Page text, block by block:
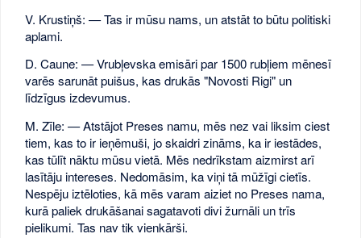
V. Krustiņš: — Tas ir mūsu nams, un atstāt to būtu politiski
aplami.
D. Caune: — Vrubļevska emisāri par 1500 rubļiem mēnesī
varēs sarunāt puišus, kas drukās "Novosti Rigi" un
līdzīgus izdevumus.
M. Zīle: — Atstājot Preses namu, mēs nez vai liksim ciest
tiem, kas to ir ieņēmuši, jo skaidri zināms, ka ir iestādes,
kas tūlīt nāktu mūsu vietā. Mēs nedrīkstam aizmirst arī
lasītāju intereses. Nedomāsim, ka viņi tā mūžīgi cietīs.
Nespēju iztēloties, kā mēs varam aiziet no Preses nama,
kurā paliek drukāšanai sagatavoti divi žurnāli un trīs
pielikumi. Tas nav tik vienkārši.